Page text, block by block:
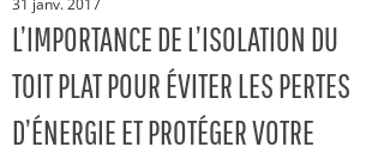
L’IMPORTANCE DE L’ISOLATION DU
TOIT PLAT POUR ÉVITER LES PERTES
D’ÉNERGIE ET PROTÉGER VOTRE
31 janv. 2017